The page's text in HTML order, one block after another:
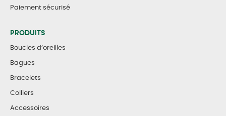
Paiement sécurisé
PRODUITS
Boucles d’oreilles
Bagues
Bracelets
Colliers
Accessoires